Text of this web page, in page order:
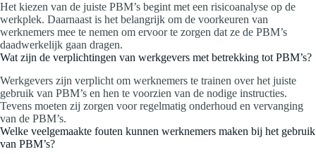
Het kiezen van de juiste PBM’s begint met een risicoanalyse op de
werkplek. Daarnaast is het belangrijk om de voorkeuren van
werknemers mee te nemen om ervoor te zorgen dat ze de PBM’s
daadwerkelijk gaan dragen.
Wat zijn de verplichtingen van werkgevers met betrekking tot PBM’s?
Werkgevers zijn verplicht om werknemers te trainen over het juiste
gebruik van PBM’s en hen te voorzien van de nodige instructies.
Tevens moeten zij zorgen voor regelmatig onderhoud en vervanging
van de PBM’s.
Welke veelgemaakte fouten kunnen werknemers maken bij het gebruik
van PBM’s?